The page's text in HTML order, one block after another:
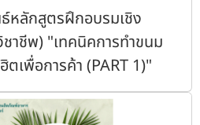
หลักสูตรฝึกอบรมเชิง
าชีพ) "เทคนิคการทำขนม
ตเพื่อการค้า (PART 1)"